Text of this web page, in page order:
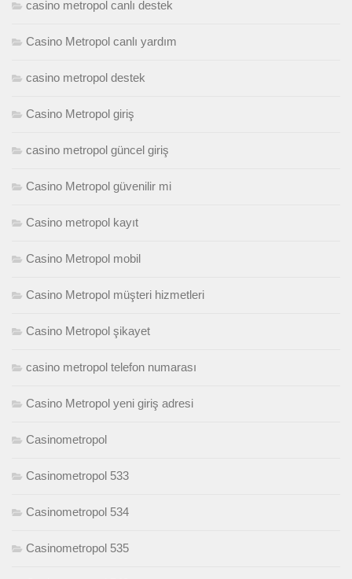
casino metropol canlı destek
Casino Metropol canlı yardım
casino metropol destek
Casino Metropol giriş
casino metropol güncel giriş
Casino Metropol güvenilir mi
Casino metropol kayıt
Casino Metropol mobil
Casino Metropol müşteri hizmetleri
Casino Metropol şikayet
casino metropol telefon numarası
Casino Metropol yeni giriş adresi
Casinometropol
Casinometropol 533
Casinometropol 534
Casinometropol 535